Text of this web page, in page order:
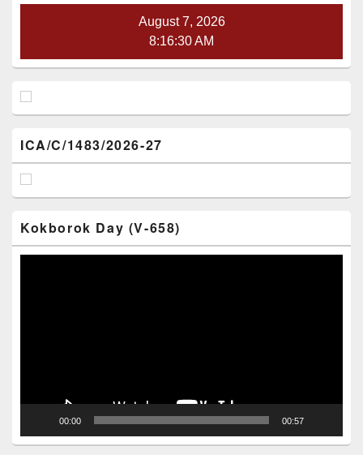
August 7, 2026
8:16:30 AM
ICA/C/1483/2026-27
Kokborok Day (V-658)
00:00 00:57